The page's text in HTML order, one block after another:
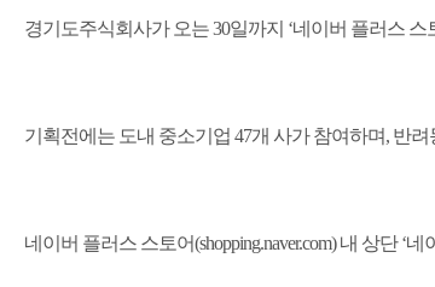
경기도주식회사가 오는30일까지 ‘네이버 플러스 스
기획전에는 도내 중소기업 47개 사가 참여하며, 반려
네이버 플러스 스토어(shopping.naver.com)내 상단‘네